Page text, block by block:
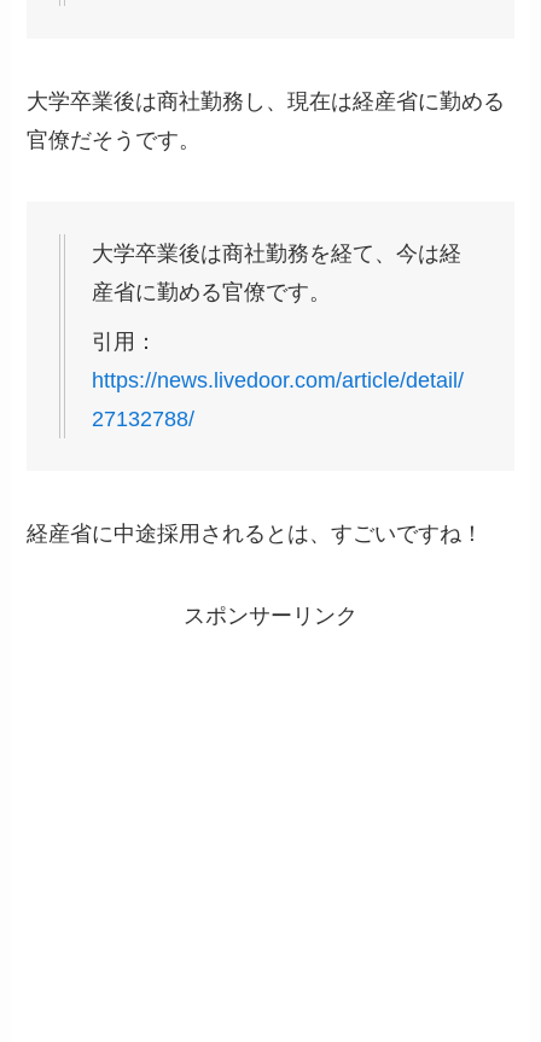
大学卒業後は商社勤務し、現在は経産省に勤める
官僚だそうです。
大学卒業後は商社勤務を経て、今は経
産省に勤める官僚です。
引用：
https://news.livedoor.com/article/detail/
27132788/
経産省に中途採用されるとは、すごいですね！
スポンサーリンク